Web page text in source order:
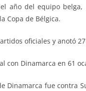
año del equipo
Copa de Bélgica.
oficiales y anotó
con Dinamarca en 61
Dinamarca fue contra